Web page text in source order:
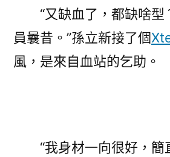
“又缺血了，都缺啥型
員曩昔。”孫立新接了個
風，是來自血站的乞助。
“我身材一向很好，簡